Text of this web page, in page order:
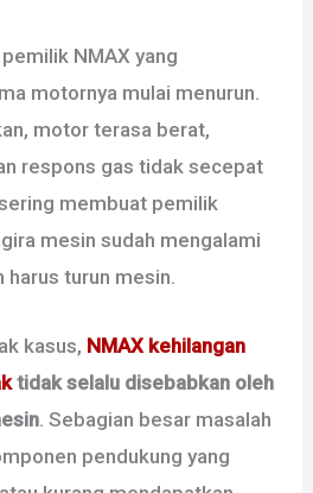
NMAX yang
motornya mulai menurun.
motor terasa berat,
respons gas tidak secepat
membuat pemilik
mesin sudah mengalami
harus turun mesin.
kasus, NMAX kehilangan
tidak selalu disebabkan oleh
. Sebagian besar masalah
pendukung yang